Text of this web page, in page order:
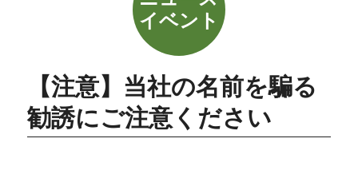
【注意】当社の名前を騙る
勧誘にご注意ください